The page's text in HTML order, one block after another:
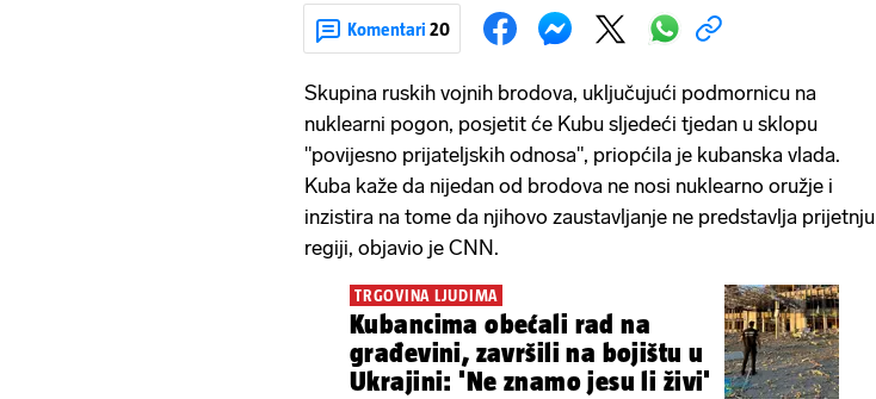
Komentari 20
Skupina ruskih vojnih brodova, uključujući podmornicu na
nuklearni pogon, posjetit će Kubu sljedeći tjedan u sklopu
"povijesno prijateljskih odnosa", priopćila je kubanska vlada.
Kuba kaže da nijedan od brodova ne nosi nuklearno oružje i
inzistira na tome da njihovo zaustavljanje ne predstavlja prijetnju
regiji, objavio je CNN.
TRGOVINA LJUDIMA
Kubancima obećali rad na
građevini, završili na bojištu u
Ukrajini: 'Ne znamo jesu li živi'